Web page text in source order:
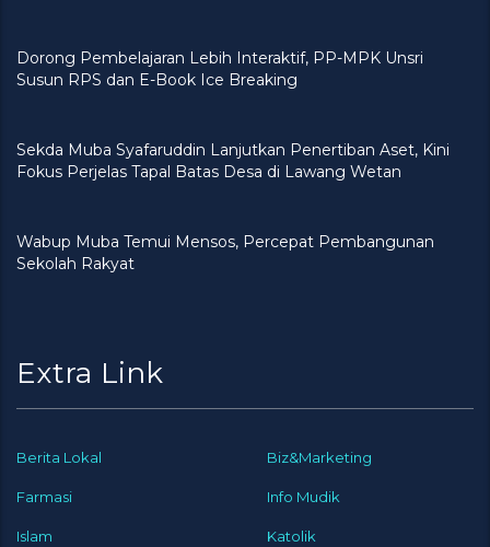
Dorong Pembelajaran Lebih Interaktif, PP-MPK Unsri
Susun RPS dan E-Book Ice Breaking
Sekda Muba Syafaruddin Lanjutkan Penertiban Aset, Kini
Fokus Perjelas Tapal Batas Desa di Lawang Wetan
Wabup Muba Temui Mensos, Percepat Pembangunan
Sekolah Rakyat
Extra Link
Berita Lokal Biz&Marketing
Farmasi Info Mudik
Islam Katolik